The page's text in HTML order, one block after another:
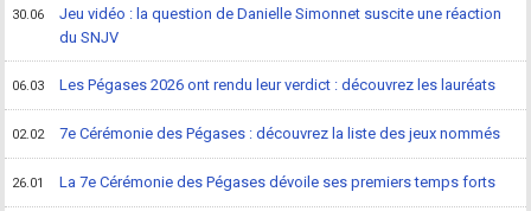
30.06
Jeu vidéo : la question de Danielle Simonnet suscite une réaction
du SNJV
06.03 Les Pégases 2026 ont rendu leur verdict : découvrez les lauréats
02.02 7e Cérémonie des Pégases : découvrez la liste des jeux nommés
26.01 La 7e Cérémonie des Pégases dévoile ses premiers temps forts